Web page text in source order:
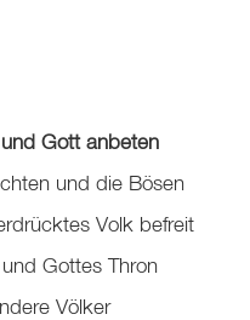
Gott anbeten
und die Bösen
Volk befreit
Gottes Thron
Völker